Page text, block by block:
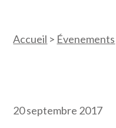
Accueil > Évenements
20 septembre 2017